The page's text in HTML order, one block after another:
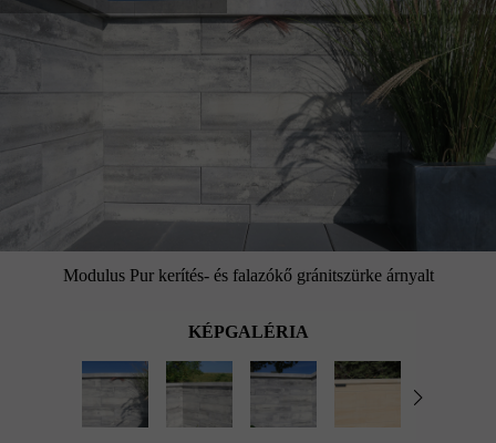
Modulus Pur kerítés- és falazókő gránitszürke árnyalt
KÉPGALÉRIA